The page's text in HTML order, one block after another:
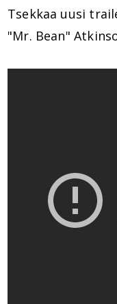
Tsekkaa uusi
"Mr. Bean"